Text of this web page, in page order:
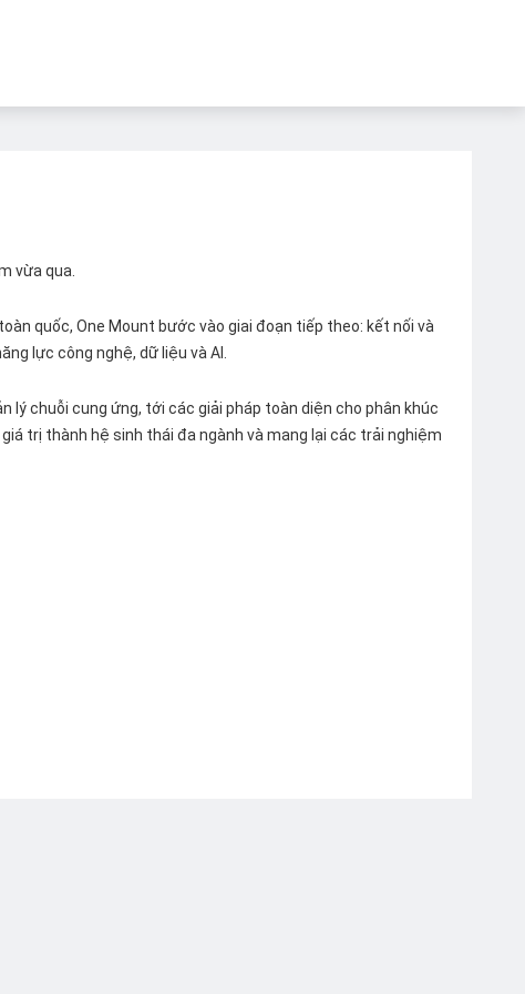
vừa qua.
quốc, One Mount bước vào giai đoạn tiếp theo: kết nối và
lực công nghệ, dữ liệu và AI.
lý chuỗi cung ứng, tới các giải pháp toàn diện cho phân khúc
trị thành hệ sinh thái đa ngành và mang lại các trải nghiệm